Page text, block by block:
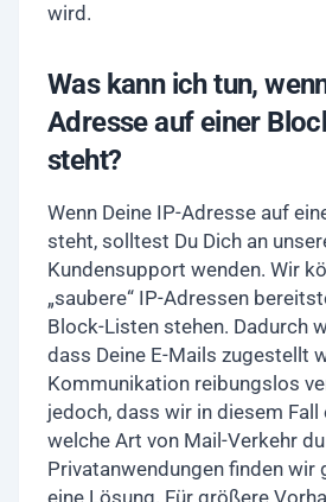
wird.
Was kann ich tun,
Adresse auf einer
steht?
Wenn Deine IP-Adresse auf
steht, solltest Du Dich an
Kundensupport wenden. Wir
„saubere“ IP-Adressen
Block-Listen stehen. Dadurch
dass Deine E-Mails zugestellt
Kommunikation reibungslos
jedoch, dass wir in diesem Fall
welche Art von Mail-Verkehr
Privatanwendungen finden wir